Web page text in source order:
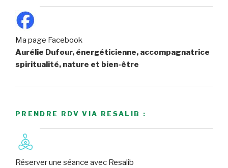
Ma page Facebook
Aurélie Dufour, énergéticienne, accompagnatrice
spiritualité, nature et bien-être
PRENDRE RDV VIA RESALIB :
Réserver une séance avec Resalib